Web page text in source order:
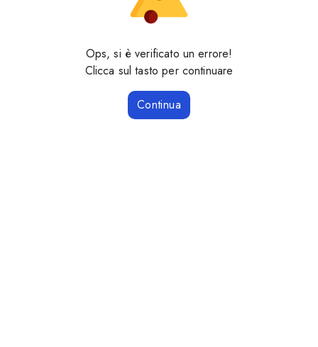
Ops, si è verificato un errore!
Clicca sul tasto per continuare
Continua